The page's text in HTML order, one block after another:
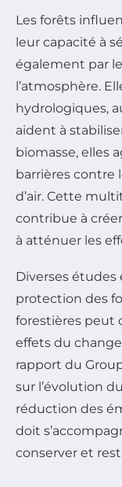
Les forêts
leur capacité à
également par
l’atmosphère.
hydrologiques,
aident à
biomasse, elles
barrières contre
d’air. Cette
contribue à
à atténuer les
Diverses
protection des
forestières peut
effets du
rapport du
sur l’évolution
réduction des
doit
conserver et